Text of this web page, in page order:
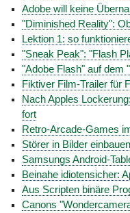
Adobe will keine
"Diminished Reality":
Lektion 1: so
"Sneak Peak": "Flash
"Adobe Flash" auf dem
Fiktiver Film-Trailer für
Nach Apples
fort
Retro-Arcade-Games
Störer in Bilder
Samsungs Android-
Beinahe idiotensicher:
Aus Scripten binäre
Canons